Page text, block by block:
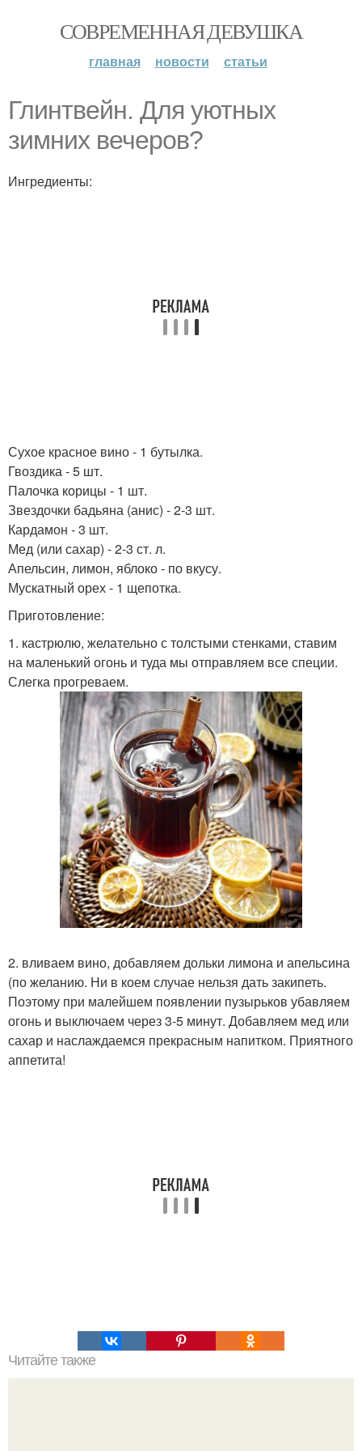
СОВРЕМЕННАЯ ДЕВУШКА
главная новости статьи
Глинтвейн. Для уютных
зимних вечеров?
Ингредиенты:
Сухое красное вино - 1 бутылка.
Гвоздика - 5 шт.
Палочка корицы - 1 шт.
Звездочки бадьяна (анис) - 2-3 шт.
Кардамон - 3 шт.
Мед (или сахар) - 2-3 ст. л.
Апельсин, лимон, яблоко - по вкусу.
Мускатный орех - 1 щепотка.
Приготовление:
1. кастрюлю, желательно с толстыми стенками, ставим
на маленький огонь и туда мы отправляем все специи.
Слегка прогреваем.
2. вливаем вино, добавляем дольки лимона и апельсина
(по желанию. Ни в коем случае нельзя дать закипеть.
Поэтому при малейшем появлении пузырьков убавляем
огонь и выключаем через 3-5 минут. Добавляем мед или
сахар и наслаждаемся прекрасным напитком. Приятного
аппетита!
Читайте также